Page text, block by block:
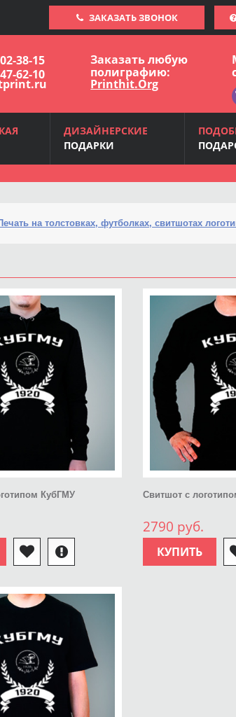
ЗАКАЗАТЬ ЗВОНОК
38-15
62-10
Заказать любую
полиграфию:
Printhit.Org
ДИЗАЙНЕРСКИЕ
ПОДАРКИ
на толстовках, футболках, свитшотах
КубГМУ Свитшот с
2790 руб.
КУПИТЬ